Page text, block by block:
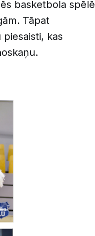
basketbola spēlē
Tāpat
kas